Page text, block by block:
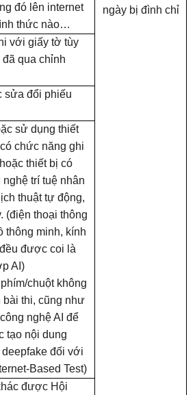
ngày bị đình chỉ
đó lên internet
thức nào…
với giấy tờ tùy
qua chỉnh
sửa đổi phiếu
sử dụng thiết
chức năng ghi
thiết bị có
trí tuệ nhân
thuật tự động,
(điện thoại thông
thông minh, kính
được coi là
AI)
chuột không
bài thi, cũng như
nghệ AI để
tạo nội dung
deepfake đối với
Based Test)
được Hội